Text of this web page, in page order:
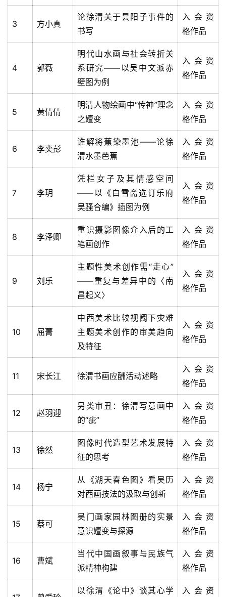
3 方小真
论徐渭关于昙阳子事件的
书写
入会资
格作品
4 郭薇
明代山水画与社会转折关
系研究——以吴中文派赤
壁图为例
入会资
格作品
5 黄倩倩
明清人物绘画中“传神”理念
之嬗变
入会资
格作品
6 李奕彭
谁解将蕉染墨池——论徐
渭水墨芭蕉
入会资
格作品
7 李玥
凭栏女子及其情感空间
——以《白雪斋选订乐府
吴骚合编》插图为例
入会资
格作品
8 李泽卿
重识摄影图像介入后的工
笔画创作
入会资
格作品
9 刘乐
主题性美术创作需“走心”
——重复与差异中的〈南
昌起义〉
入会资
格作品
10 屈菁
中西美术比较视阈下灾难
主题美术创作的审美趋向
及特征
入会资
格作品
11 宋长江 徐渭书画应酬活动述略
入会资
格作品
12 赵羽迎
另类审丑：徐渭写意画中
的“疵”
入会资
格作品
13 徐然
图像时代造型艺术发展特
征的思考
入会资
格作品
14 杨宁
从《湖天春色图》看吴历
对西画技法的汲取与创新
入会资
格作品
15 蔡可
吴门画家园林图册的实景
意识嬗变与探源
入会资
格作品
16 曹斌
当代中国画叙事与民族气
派精神构建
入会资
格作品
以徐渭《论中》谈其心学
入会资